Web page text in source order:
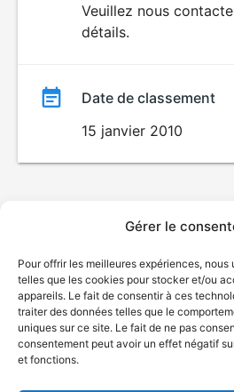
Gérer le
Pour offrir les meilleures expériences,
telles que les cookies pour stocker et/ou
appareils. Le fait de consentir à ces
traiter des données telles que le
uniques sur ce site. Le fait de ne pas
consentement peut avoir un effet négatif
et fonctions.
Veuillez nous
détails.
Date de classement
15 janvier 2010